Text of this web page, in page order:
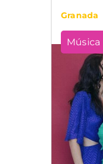
Granada
Música